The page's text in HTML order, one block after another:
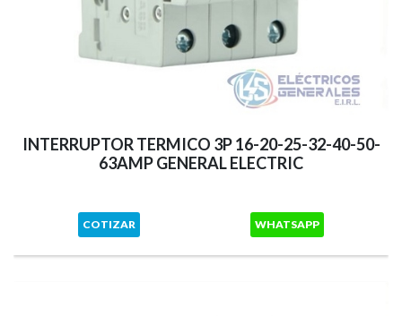
INTERRUPTOR TERMICO 3P 16-20-25-32-40-50-
63AMP GENERAL ELECTRIC
COTIZAR WHATSAPP